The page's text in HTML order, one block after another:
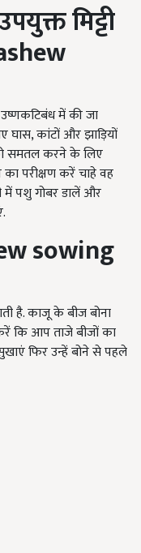
मिट्टी
में की जा
घास, कांटों और झाड़ियों
समतल करने के लिए
परीक्षण करें चाहे वह
में पशु गोबर डालें और
sowing
है. काजू के बीज बोना
कि आप ताजे बीजों का
फिर उन्हें बोने से पहले